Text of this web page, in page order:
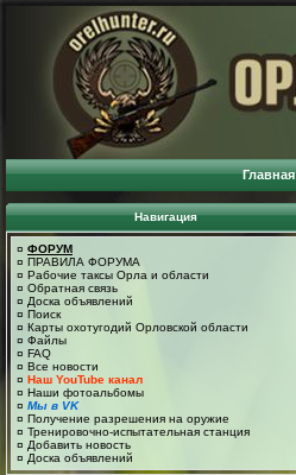
Главная
Навигация
¤ ФОРУМ
¤ ПРАВИЛА ФОРУМА
¤ Рабочие таксы Орла и области
¤ Обратная связь
¤ Доска объявлений
¤ Поиск
¤ Карты охотугодий Орловской области
¤ Файлы
¤ FAQ
¤ Все новости
¤ Наш YouTube канал
¤ Наши фотоальбомы
¤ Мы в VK
¤ Получение разрешения на оружие
¤ Тренировочно-испытательная станция
¤ Добавить новость
¤ Доска объявлений